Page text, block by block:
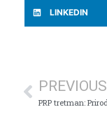
LINKEDIN
PREVIOUS